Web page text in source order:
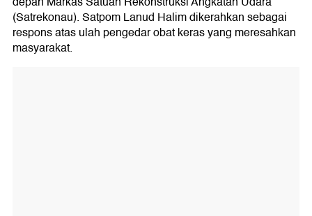
(Satrekonau). Satpom Lanud Halim dikerahkan sebagai
respons atas ulah pengedar obat keras yang meresahkan
masyarakat.